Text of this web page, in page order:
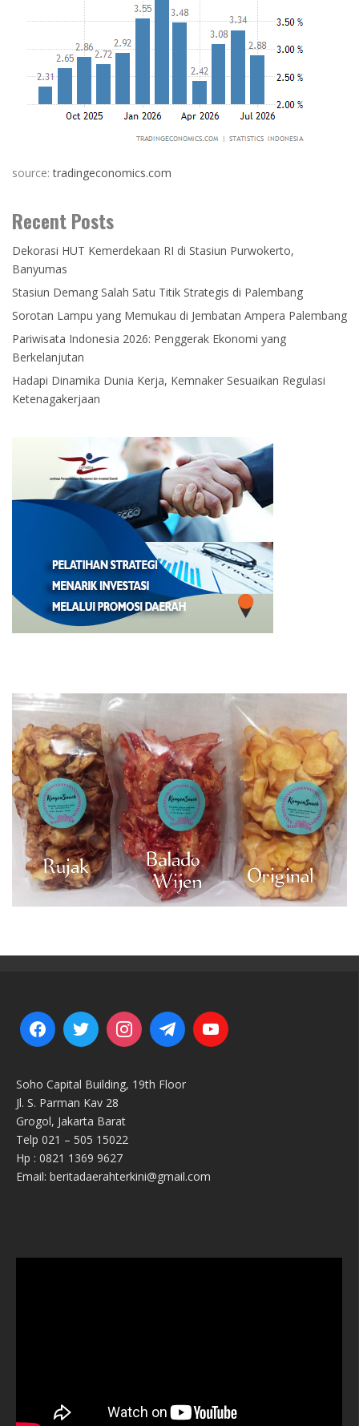
source:tradingeconomics.com
Recent Posts
Dekorasi HUT Kemerdekaan RI di Stasiun Purwokerto,
Banyumas
Stasiun Demang Salah Satu Titik Strategis di Palembang
Sorotan Lampu yang Memukau di Jembatan Ampera Palembang
Pariwisata Indonesia 2026: Penggerak Ekonomi yang
Berkelanjutan
Hadapi Dinamika Dunia Kerja, Kemnaker Sesuaikan Regulasi
Ketenagakerjaan
Soho Capital Building, 19th Floor
Jl. S. Parman Kav 28
Grogol, Jakarta Barat
Telp 021 – 505 15022
Hp : 0821 1369 9627
Email: beritadaerahterkini@gmail.com